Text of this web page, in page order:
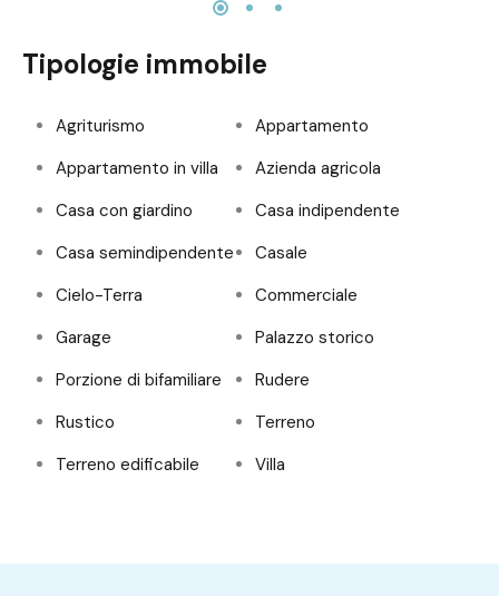
Tipologie immobile
Agriturismo
Appartamento
Appartamento in villa
Azienda agricola
Casa con giardino
Casa indipendente
Casa semindipendente
Casale
Cielo-Terra
Commerciale
Garage
Palazzo storico
Porzione di bifamiliare
Rudere
Rustico
Terreno
Terreno edificabile
Villa